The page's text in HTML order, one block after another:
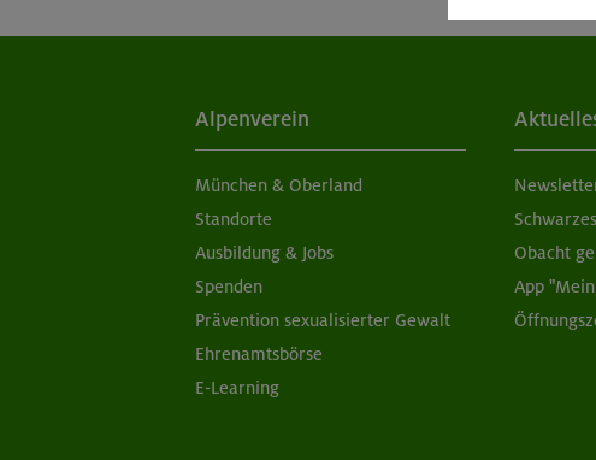
Alpenverein
München & Oberland
Standorte
Ausbildung & Jobs
Spenden
Prävention sexualisierter Gewalt
Ehrenamtsbörse
E-Learning
Obacht
App